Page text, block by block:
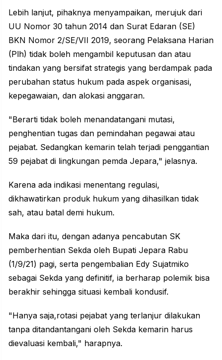
Lebih lanjut, pihaknya menyampaikan, merujuk dari
UU Nomor 30 tahun 2014 dan Surat Edaran (SE)
BKN Nomor 2/SE/VII 2019, seorang Pelaksana Harian
(Plh) tidak boleh mengambil keputusan dan atau
tindakan yang bersifat strategis yang berdampak pada
perubahan status hukum pada aspek organisasi,
kepegawaian, dan alokasi anggaran.
"Berarti tidak boleh menandatangani mutasi,
penghentian tugas dan pemindahan pegawai atau
pejabat. Sedangkan kemarin telah terjadi penggantian
59 pejabat di lingkungan pemda Jepara," jelasnya.
Karena ada indikasi menentang regulasi,
dikhawatirkan produk hukum yang dihasilkan tidak
sah, atau batal demi hukum.
Maka dari itu, dengan adanya pencabutan SK
pemberhentian Sekda oleh Bupati Jepara Rabu
(1/9/21) pagi, serta pengembalian Edy Sujatmiko
sebagai Sekda yang definitif, ia berharap polemik bisa
berakhir sehingga situasi kembali kondusif.
"Hanya saja,rotasi pejabat yang terlanjur dilakukan
tanpa ditandantangani oleh Sekda kemarin harus
dievaluasi kembali," harapnya.